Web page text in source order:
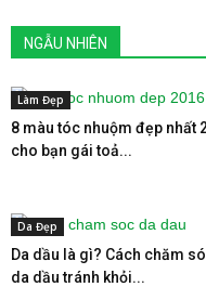
NGẪU NHIÊN
Làm Đẹp
8 màu tóc nhuộm đẹp nhất
cho bạn gái toả...
Da Đẹp
Da dầu là gì? Cách chăm
da dầu tránh khỏi...